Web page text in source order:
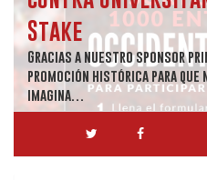
Stake
Gracias a nuestro sponsor
promoción histórica para que
imagina…